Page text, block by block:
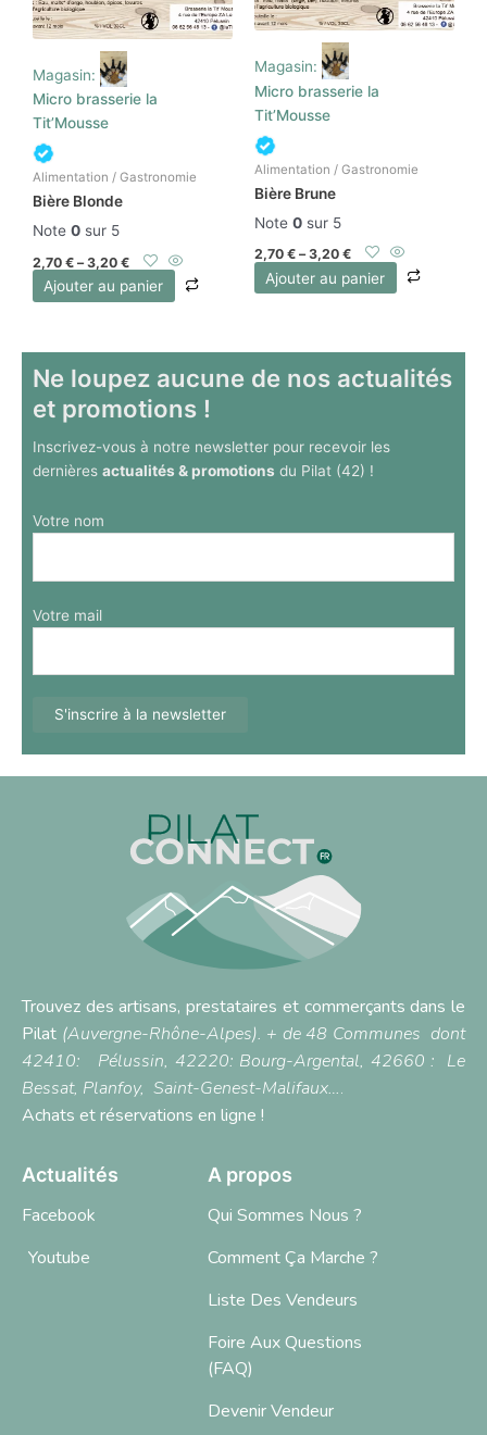
Magasin:
Micro brasserie la
Tit’Mousse
Alimentation / Gastronomie
Bière Blonde
Note 0 sur 5
2,70 € –3,20 €
Ajouter au panier
Magasin:
Micro brasserie la
Tit’Mousse
Alimentation / Gastronomie
Bière Brune
Note 0 sur 5
2,70 € –3,20 €
Ajouter au panier
Ne loupez aucune de nos actualités
et promotions !
Inscrivez-vous à notre newsletter pour recevoir les
dernières actualités & promotions du Pilat (42) !
Votre nom
Votre mail
Trouvez des artisans, prestataires et commerçants dans le
Pilat (Auvergne-Rhône-Alpes). + de 48 Communes dont
42410: Pélussin, 42220: Bourg-Argental, 42660 : Le
Bessat, Planfoy, Saint-Genest-Malifaux….
Achats et réservations en ligne !
Actualités
Facebook
Youtube
A propos
Qui Sommes Nous ?
Comment Ça Marche ?
Liste Des Vendeurs
Foire Aux Questions
(FAQ)
Devenir Vendeur